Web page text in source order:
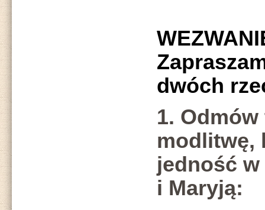
dwóch
1.
modlitwę,
jedność w
i Maryją: